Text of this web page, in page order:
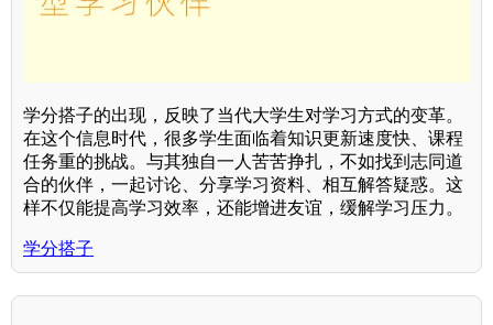
学分搭子的出现，反映了当代大学生对学习方式的变革。
在这个信息时代，很多学生面临着知识更新速度快、课程
任务重的挑战。与其独自一人苦苦挣扎，不如找到志同道
合的伙伴，一起讨论、分享学习资料、相互解答疑惑。这
样不仅能提高学习效率，还能增进友谊，缓解学习压力。
学分搭子